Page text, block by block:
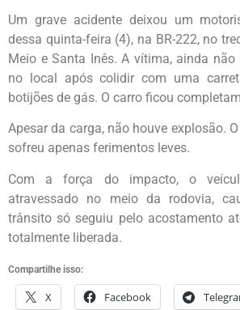
Um grave acidente deixou um
dessa quinta-feira (4), na BR-222, no
Meio e Santa Inês. A vítima, ainda não
no local após colidir com uma
botijões de gás. O carro ficou
Apesar da carga, não houve explosão.
sofreu apenas ferimentos leves.
Com a força do impacto, o
atravessado no meio da rodovia,
trânsito só seguiu pelo acostamento
totalmente liberada.
Compartilhe isso:
X Facebook